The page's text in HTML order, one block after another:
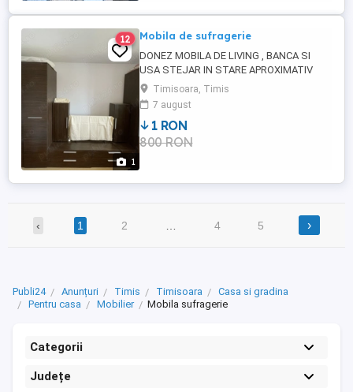
1
12 Mobila de sufragerie
DONEZ MOBILA DE LIVING , BANCA SI
USA STEJAR IN STARE APROXIMATIV
BUNA! NU ASIGUR CARAT DE LA ETAJUL
4 SI NICI TRANSPORT! DUPA ORA 18 SE
VA RIDICA!
Timisoara, Timis
7 august
1 RON
800 RON
‹ 1 2 4 5 ›
Publi24 Anunțuri Timis Timisoara
Casa si gradina
Pentru casa
Mobilier Mobila sufragerie
Categorii
Județe